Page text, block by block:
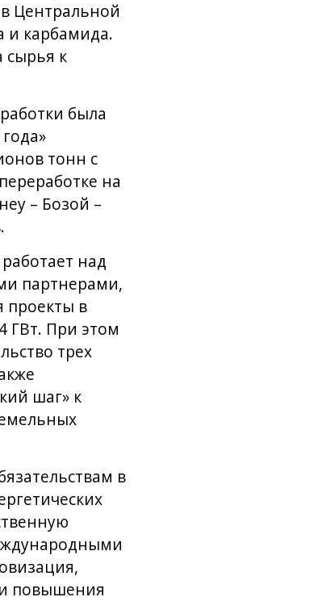
Центральной
и карбамида.
сырья к
была
тонн с
на
– Бозой –
над
партнерами,
проекты в
ГВт. При этом
трех
шаг» к
в
и повышения